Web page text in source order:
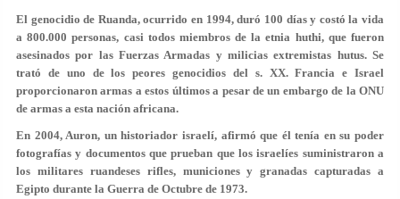
El genocidio de Ruanda, ocurrido en 1994, duró 100 días y costó la vida
a 800.000 personas, casi todos miembros de la etnia huthi, que fueron
asesinados por las Fuerzas Armadas y milicias extremistas hutus. Se
trató de uno de los peores genocidios del s. XX. Francia e Israel
proporcionaron armas a estos últimos a pesar de un embargo de la ONU
de armas a esta nación africana.
En 2004, Auron, un historiador israelí, afirmó que él tenía en su poder
fotografías y documentos que prueban que los israelíes suministraron a
los militares ruandeses rifles, municiones y granadas capturadas a
Egipto durante la Guerra de Octubre de 1973.